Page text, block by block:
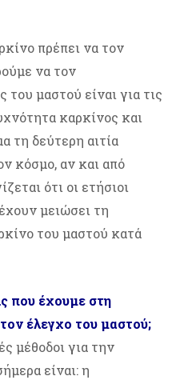
πρέπει να τον
να τον
μαστού είναι για τις
καρκίνος και
τη δεύτερη αιτία
κόσμο, αν και από
ότι οι ετήσιοι
μειώσει τη
του μαστού κατά
που έχουμε στη
έλεγχο του μαστού;
μέθοδοι για την
είναι: η